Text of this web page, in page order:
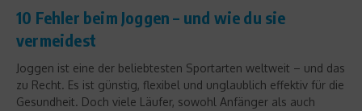
10 Fehler beim Joggen – und wie du sie
vermeidest
Joggen ist eine der beliebtesten Sportarten weltweit – und das
zu Recht. Es ist günstig, flexibel und unglaublich effektiv für die
Gesundheit. Doch viele Läufer, sowohl Anfänger als auch